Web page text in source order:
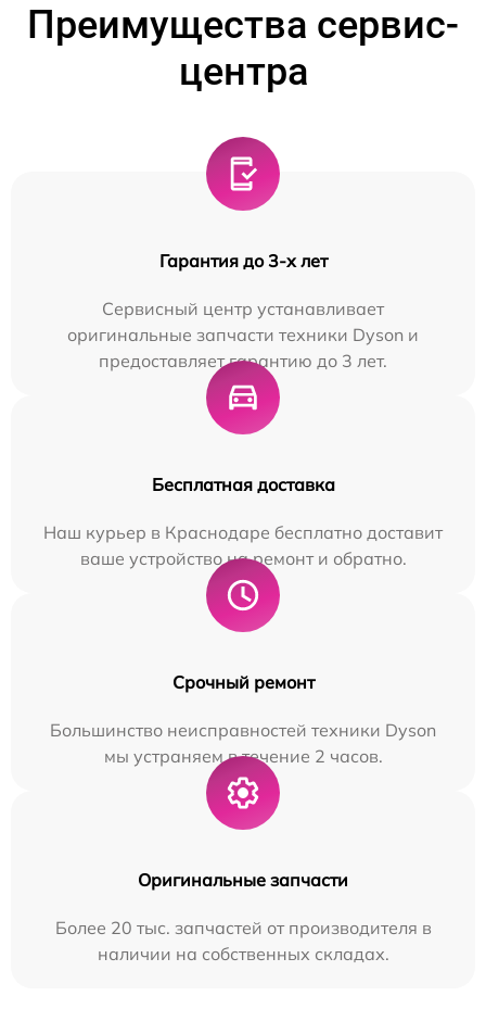
Преимущества сервис-
центра
Гарантия до 3-х лет
Сервисный центр устанавливает
оригинальные запчасти техники Dyson и
предоставляет гарантию до 3 лет.
Бесплатная доставка
Наш курьер в Краснодаре бесплатно доставит
ваше устройство на ремонт и обратно.
Срочный ремонт
Большинство неисправностей техники Dyson
мы устраняем в течение 2 часов.
Оригинальные запчасти
Более 20 тыс. запчастей от производителя в
наличии на собственных складах.